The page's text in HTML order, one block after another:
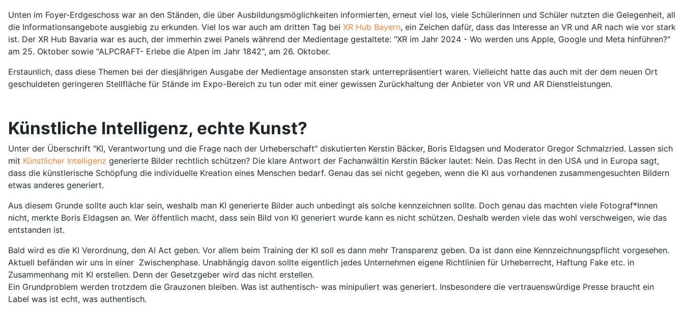
Unten im Foyer-Erdgeschoss war an den Ständen, die über Ausbildungsmöglichkeiten informierten, erneut viel los, viele Schülerinnen und Schüler nutzten die Gelegenheit, all
die Informationsangebote ausgiebig zu erkunden. Viel los war auch am dritten Tag bei XR Hub Bayern, ein Zeichen dafür, dass das Interesse an VR und AR nach wie vor stark
ist. Der XR Hub Bavaria war es auch, der immerhin zwei Panels während der Medientage gestaltete: "XR im Jahr 2024 - Wo werden uns Apple, Google und Meta hinführen?"
am 25. Oktober sowie "ALPCRAFT- Erlebe die Alpen im Jahr 1842", am 26. Oktober.
Erstaunlich, dass diese Themen bei der diesjährigen Ausgabe der Medientage ansonsten stark unterrepräsentiert waren. Vielleicht hatte das auch mit der dem neuen Ort
geschuldeten geringeren Stellfläche für Stände im Expo-Bereich zu tun oder mit einer gewissen Zurückhaltung der Anbieter von VR und AR Dienstleistungen.
Künstliche Intelligenz, echte Kunst?
Unter der Überschrift "KI, Verantwortung und die Frage nach der Urheberschaft" diskutierten Kerstin Bäcker, Boris Eldagsen und Moderator Gregor Schmalzried. Lassen sich
mit Künstlicher Intelligenz generierte Bilder rechtlich schützen? Die klare Antwort der Fachanwältin Kerstin Bäcker lautet: Nein. Das Recht in den USA und in Europa sagt,
dass die künstlerische Schöpfung die individuelle Kreation eines Menschen bedarf. Genau das sei nicht gegeben, wenn die KI aus vorhandenen zusammengesuchten Bildern
etwas anderes generiert.
Aus diesem Grunde sollte auch klar sein, weshalb man KI generierte Bilder auch unbedingt als solche kennzeichnen sollte. Doch genau das machten viele Fotograf*Innen
nicht, merkte Boris Eldagsen an. Wer öffentlich macht, dass sein Bild von KI generiert wurde kann es nicht schützen. Deshalb werden viele das wohl verschweigen, wie das
entstanden ist.
Bald wird es die KI Verordnung, den AI Act geben. Vor allem beim Training der KI soll es dann mehr Transparenz geben. Da ist dann eine Kennzeichnungspflicht vorgesehen.
Aktuell befänden wir uns in einer Zwischenphase. Unabhängig davon sollte eigentlich jedes Unternehmen eigene Richtlinien für Urheberrecht, Haftung Fake etc. in
Zusammenhang mit KI erstellen. Denn der Gesetzgeber wird das nicht erstellen.
Ein Grundproblem werden trotzdem die Grauzonen bleiben. Was ist authentisch- was minipuliert was generiert. Insbesondere die vertrauenswürdige Presse braucht ein
Label was ist echt, was authentisch.